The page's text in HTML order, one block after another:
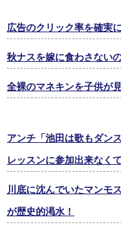
広告のクリック率を確実
秋ナスを嫁に食わさない
全裸のマネキンを子供が
アンチ「池田は歌もダン
レッスンに参加出来なく
川底に沈んでいたマンモ
が歴史的渇水！